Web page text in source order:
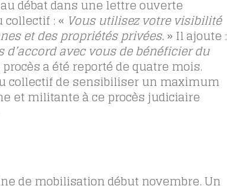
débat dans une lettre ouverte
collectif : « Vous utilisez votre visibilité
et des propriétés privées.» Il ajoute :
avec vous de bénéficier du
a été reporté de quatre mois.
collectif de sensibiliser un maximum
et militante à ce procès judiciaire
de mobilisation début novembre. Un